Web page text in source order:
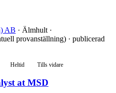
AB · Älmhult ·
provanställning) · publicerad
Heltid Tills vidare
at MSD